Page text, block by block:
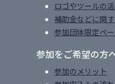
ロゴやツールの
補助金などに関
参加団体限定ペ
参加をご希望の方
参加のメリット